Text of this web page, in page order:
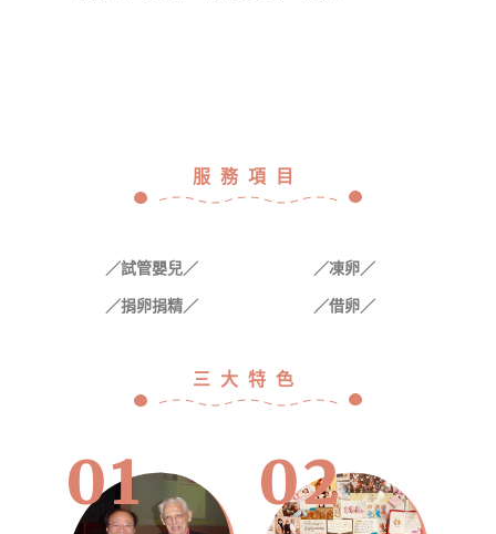
服務項目
／試管嬰兒／
／凍卵／
／捐卵捐精／
／借卵／
三大特色
01 02